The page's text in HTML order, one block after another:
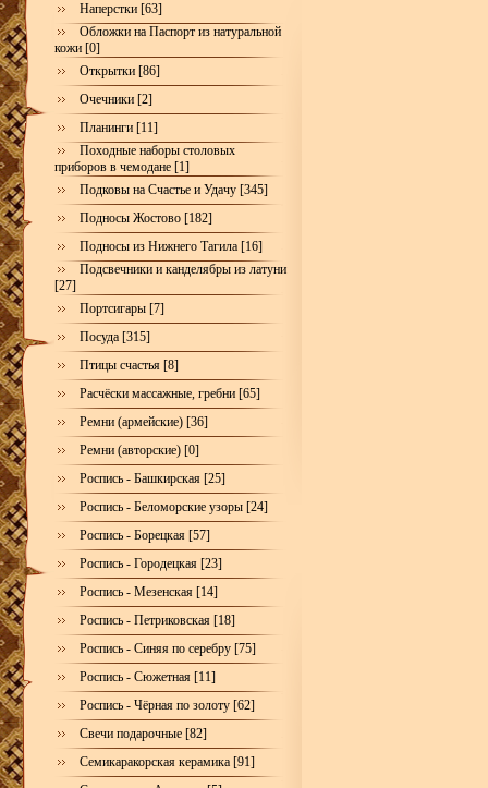
Наперстки [63]
Обложки на Паспорт из натуральной
кожи [0]
Открытки [86]
Очечники [2]
Планинги [11]
Походные наборы столовых
приборов в чемодане [1]
Подковы на Счастье и Удачу [345]
Подносы Жостово [182]
Подносы из Нижнего Тагила [16]
Подсвечники и канделябры из латуни
[27]
Портсигары [7]
Посуда [315]
Птицы счастья [8]
Расчёски массажные, гребни [65]
Ремни (армейские) [36]
Ремни (авторские) [0]
Роспись - Башкирская [25]
Роспись - Беломорские узоры [24]
Роспись - Борецкая [57]
Роспись - Городецкая [23]
Роспись - Мезенская [14]
Роспись - Петриковская [18]
Роспись - Синяя по серебру [75]
Роспись - Сюжетная [11]
Роспись - Чёрная по золоту [62]
Свечи подарочные [82]
Семикаракорская керамика [91]